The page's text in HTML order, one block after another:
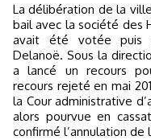
La délibération de la
bail avec la société des
avait été votée puis
Delanoë. Sous la
a lancé un recours
recours rejeté en mai
la Cour administrative
alors pourvue en
confirmé l’annulation de